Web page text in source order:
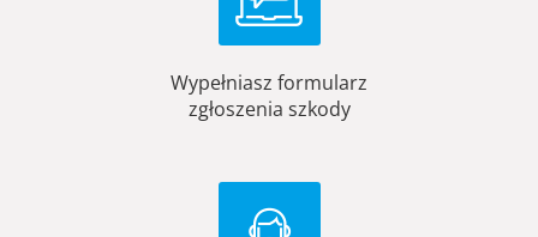
Wypełniasz formularz
zgłoszenia szkody